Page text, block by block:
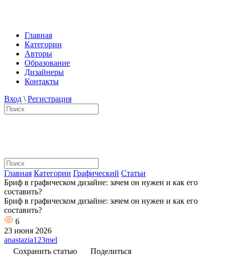
Главная
Категории
Авторы
Образование
Дизайнеры
Контакты
Вход \ Регистрация
Главная Категории Графический Статьи
Бриф в графическом дизайне: зачем он нужен и как его
составить?
Бриф в графическом дизайне: зачем он нужен и как его
составить?
6
23 июня 2026
anastazia123mel
Сохранить статью
Поделиться